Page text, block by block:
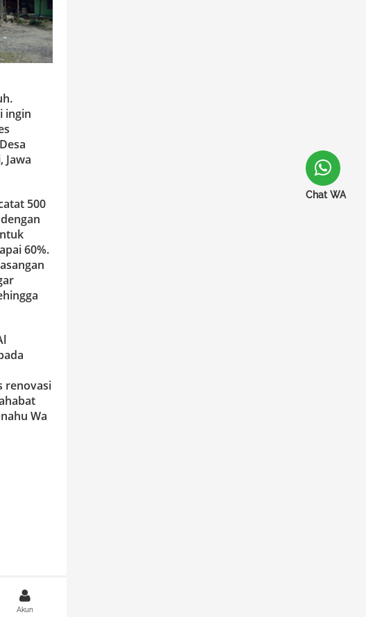
ingin
Jawa
500
60%.
renovasi
Wa
Akun
Chat WA